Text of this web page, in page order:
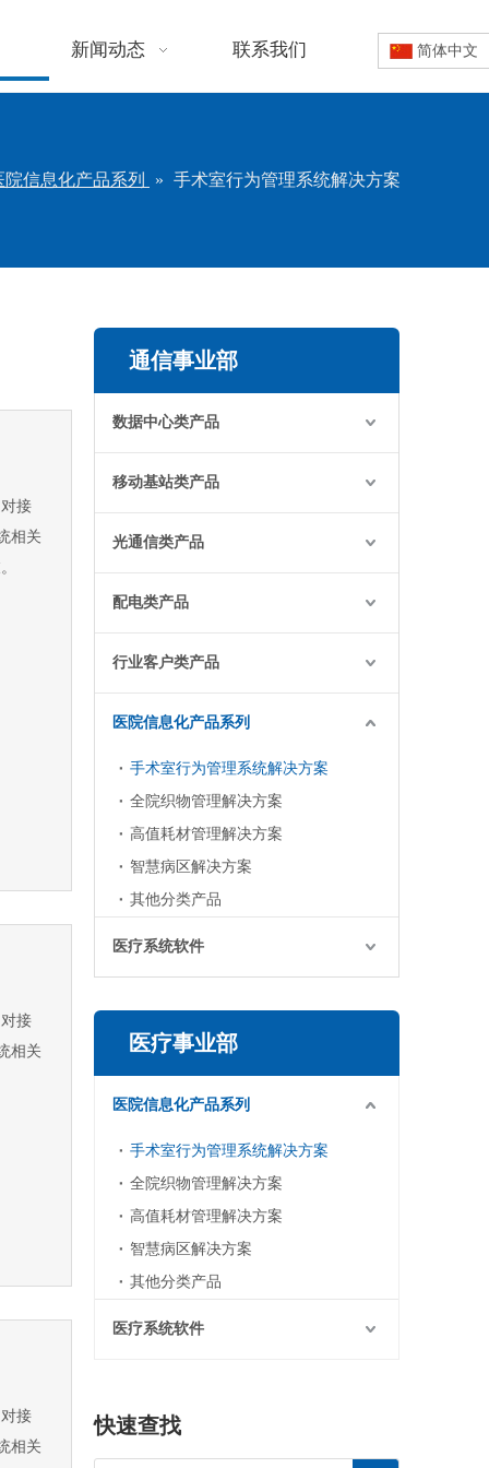
新闻动态 联系我们 简体中文
院信息化产品系列 » 手术室行为管理系统解决方案
接
相关
接
相关
接
相关
通信事业部
数据中心类产品
移动基站类产品
光通信类产品
配电类产品
行业客户类产品
医院信息化产品系列
手术室行为管理系统解决方案
全院织物管理解决方案
高值耗材管理解决方案
智慧病区解决方案
其他分类产品
医疗系统软件
医疗事业部
医院信息化产品系列
手术室行为管理系统解决方案
全院织物管理解决方案
高值耗材管理解决方案
智慧病区解决方案
其他分类产品
医疗系统软件
快速查找